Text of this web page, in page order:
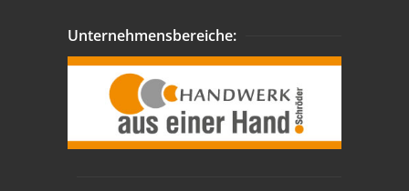
Unternehmensbereiche: